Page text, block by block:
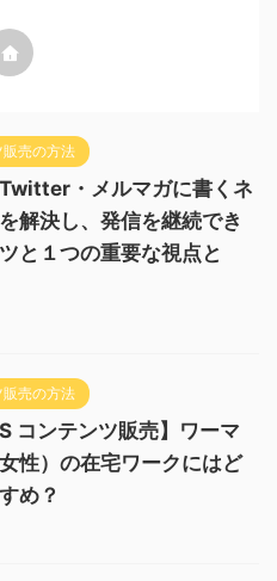
売の方法
Twitter・メルマガに書くネ
解決し、発信を継続でき
と１つの重要な視点と
売の方法
コンテンツ販売】ワーマ
性）の在宅ワークにはど
め？